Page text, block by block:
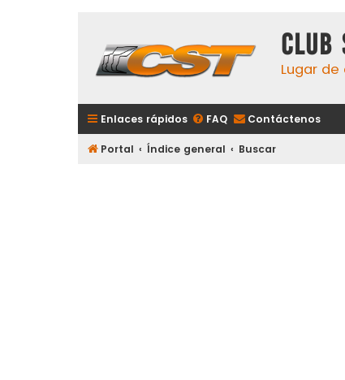
Club
Lugar
Enlaces rápidos FAQ Contáctenos
Portal Índice general Buscar